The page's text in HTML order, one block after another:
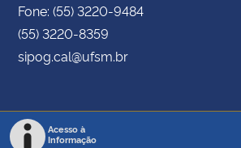
Fone: (55) 3220-9484
(55) 3220-8359
sipog.cal@ufsm.br
Acesso à
Informação